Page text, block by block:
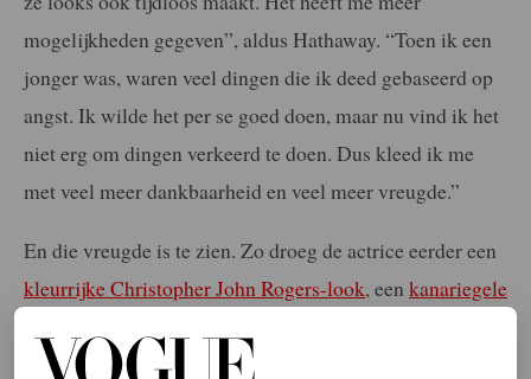
mogelijkheden gegeven”, aldus Hathaway. “Toen ik een
jonger was, waren veel dingen die ik deed gebaseerd op
angst. Ik wilde het per se goed doen, maar nu vind ik het
niet erg om dingen verkeerd te doen. Dus kleed ik me
met veel meer dankbaarheid en veel meer vreugde.”
En die vreugde is te zien. Zo droeg de actrice eerder een
kleurrijke Christopher John Rogers-look, een kanariegele
The Devil Wears Prada
-personage Andy Sachs